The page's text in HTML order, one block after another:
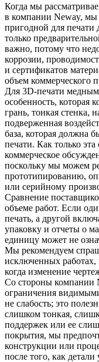
Когда мы
в компании Neway, мы
пригодной для
только
важно, потому что
коррозии,
и сертификатов
объем коммерческого
Для 3D-печати
особенность, которая
грань, тонкая стенка,
подверженная
база, которая должна
печати. Как только эта
коммерческое
поскольку мы можем
прототипированию,
или серийному
Сравнение
объеме работ. Если
печать, а другой
упаковку и отчеты о
единицу может не
Мы рекомендуем
исключенных работах,
когда изменение
Со стороны компании
ограничения
не слабость; это
слишком тонкая,
поддержек или ее
покрытия, мы
конструкции или
после того, как